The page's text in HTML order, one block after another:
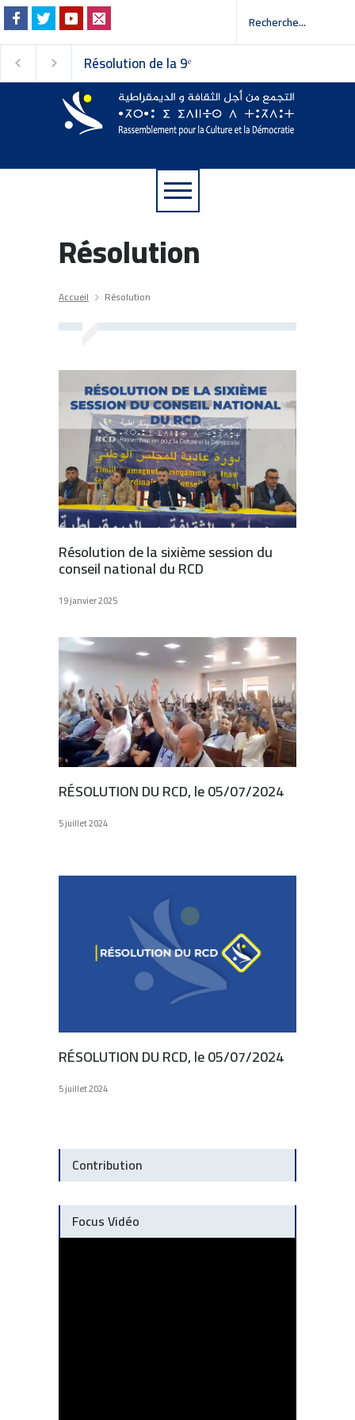
Résolution de la 9ᵉ
session du Conseil
national du
Rassemblement pour la
Culture et la Démocratie
إلى وسائل الإعلام
Résolution
Accueil Résolution
Résolution de la sixième session du
conseil national du RCD
19 janvier 2025
RÉSOLUTION DU RCD, le 05/07/2024
5 juillet 2024
RÉSOLUTION DU RCD, le 05/07/2024
5 juillet 2024
Contribution
Focus Vidéo